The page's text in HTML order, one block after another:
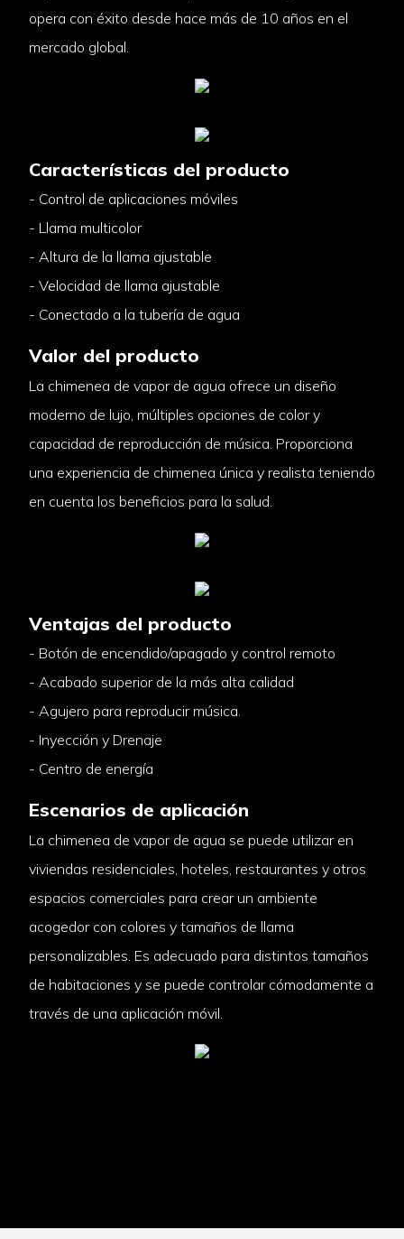
opera con éxito desde hace más de 10 años en el
mercado global.
Características del producto
- Control de aplicaciones móviles
- Llama multicolor
- Altura de la llama ajustable
- Velocidad de llama ajustable
- Conectado a la tubería de agua
Valor del producto
La chimenea de vapor de agua ofrece un diseño
moderno de lujo, múltiples opciones de color y
capacidad de reproducción de música. Proporciona
una experiencia de chimenea única y realista teniendo
en cuenta los beneficios para la salud.
Ventajas del producto
- Botón de encendido/apagado y control remoto
- Acabado superior de la más alta calidad
- Agujero para reproducir música.
- Inyección y Drenaje
- Centro de energía
Escenarios de aplicación
La chimenea de vapor de agua se puede utilizar en
viviendas residenciales, hoteles, restaurantes y otros
espacios comerciales para crear un ambiente
acogedor con colores y tamaños de llama
personalizables. Es adecuado para distintos tamaños
de habitaciones y se puede controlar cómodamente a
través de una aplicación móvil.